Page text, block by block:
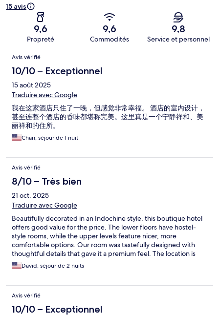
15 avis
9,6
Propreté
9,6
Commodités
9,8
Service et personnel
Avis
Avis vérifié
10/10 – Exceptionnel
15 août 2025
Traduire avec Google
我在这家酒店只住了一晚，但感觉非常幸福。 酒店的室内设计，
甚至连整个酒店的香味都堪称完美。这里真是一个宁静祥和、美
丽祥和的住所。
Chan, séjour de 1 nuit
Avis vérifié
8/10 – Très bien
21 oct. 2025
Traduire avec Google
Beautifully decorated in an Indochine style, this boutique hotel
offers good value for the price. The lower floors have hostel-
style rooms, while the upper levels feature nicer, more
comfortable options. Our room was tastefully designed with
thoughtful details that gave it a premium feel. The location is
excellent — right in the city center, within walking distance of
many spots or a quick Grab ride to the Dragon Bridge and
and affordable stay.
David, séjour de 2 nuits
Avis vérifié
10/10 – Exceptionnel